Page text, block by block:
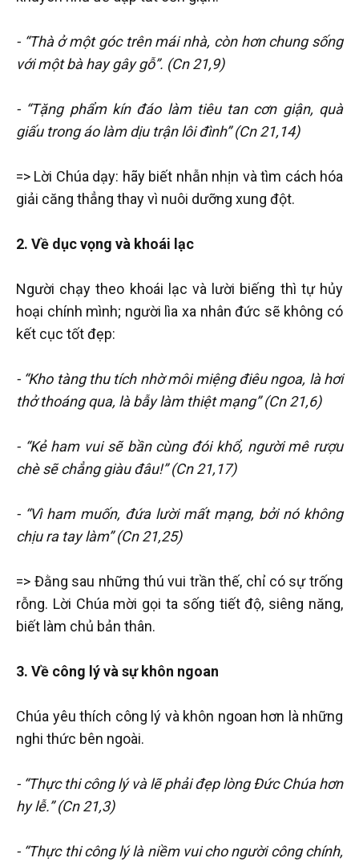
- “Thà ở một góc trên mái nhà, còn hơn chung sống
với một bà hay gây gỗ”. (Cn 21,9)
- “Tặng phẩm kín đáo làm tiêu tan cơn giận, quà
giấu trong áo làm dịu trận lôi đình” (Cn 21,14)
=> Lời Chúa dạy: hãy biết nhẫn nhịn và tìm cách hóa
giải căng thẳng thay vì nuôi dưỡng xung đột.
2. Về dục vọng và khoái lạc
Người chạy theo khoái lạc và lười biếng thì tự hủy
hoại chính mình; người lìa xa nhân đức sẽ không có
kết cục tốt đẹp:
- “Kho tàng thu tích nhờ môi miệng điêu ngoa, là hơi
thở thoáng qua, là bẫy làm thiệt mạng” (Cn 21,6)
- “Kẻ ham vui sẽ bần cùng đói khổ, người mê rượu
chè sẽ chẳng giàu đâu!” (Cn 21,17)
- “Vì ham muốn, đứa lười mất mạng, bởi nó không
chịu ra tay làm” (Cn 21,25)
=> Đằng sau những thú vui trần thế, chỉ có sự trống
rỗng. Lời Chúa mời gọi ta sống tiết độ, siêng năng,
biết làm chủ bản thân.
3. Về công lý và sự khôn ngoan
Chúa yêu thích công lý và khôn ngoan hơn là những
nghi thức bên ngoài.
- “Thực thi công lý và lẽ phải đẹp lòng Đức Chúa hơn
hy lễ.” (Cn 21,3)
- “Thực thi công lý là niềm vui cho người công chính,